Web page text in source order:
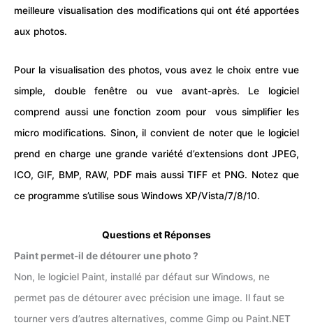
meilleure visualisation des modifications qui ont été apportées
aux photos.
Pour la visualisation des photos, vous avez le choix entre vue
simple, double fenêtre ou vue avant-après. Le logiciel
comprend aussi une fonction zoom pour vous simplifier les
micro modifications. Sinon, il convient de noter que le logiciel
prend en charge une grande variété d’extensions dont JPEG,
ICO, GIF, BMP, RAW, PDFmais aussi TIFF et PNG. Notez que
ce programme s’utilise sous Windows XP/Vista/7/8/10.
Questions et Réponses
Paint permet-il de détourer une photo ?
Non, le logiciel Paint, installé par défaut sur Windows, ne
permet pas de détourer avec précision une image. Il faut se
tourner vers d’autres alternatives, comme Gimp ou Paint.NET